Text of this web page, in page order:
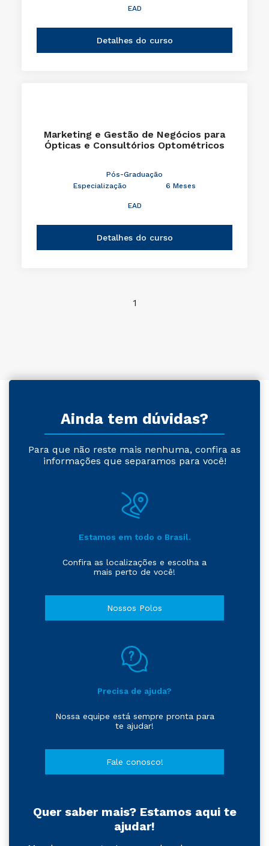
EAD
Detalhes do curso
Marketing e Gestão de Negócios para
Ópticas e Consultórios Optométricos
Pós-Graduação
Especialização
6 Meses
EAD
Detalhes do curso
1
Ainda tem dúvidas?
Para que não reste mais nenhuma, confira as
informações que separamos para você!
Estamos em todo o Brasil.
Confira as localizações e escolha a
mais perto de você!
Nossos Polos
Precisa de ajuda?
Nossa equipe está sempre pronta para
te ajudar!
Fale conosco!
Quer saber mais? Estamos aqui te
ajudar!